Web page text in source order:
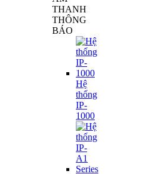
THANH
THÔNG
BÁO
Hệ
thống
IP-
1000